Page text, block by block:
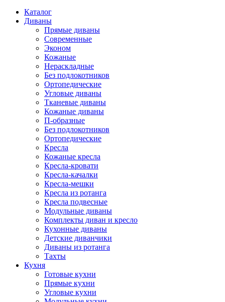
Каталог
Диваны
Прямые диваны
Современные
Эконом
Кожаные
Нераскладные
Без подлокотников
Ортопедические
Угловые диваны
Тканевые диваны
Кожаные диваны
П-образные
Без подлокотников
Ортопедические
Кресла
Кожаные кресла
Кресла-кровати
Кресла-качалки
Кресла-мешки
Кресла из ротанга
Кресла подвесные
Модульные диваны
Комплекты диван и кресло
Кухонные диваны
Детские диванчики
Диваны из ротанга
Тахты
Кухня
Готовые кухни
Прямые кухни
Угловые кухни